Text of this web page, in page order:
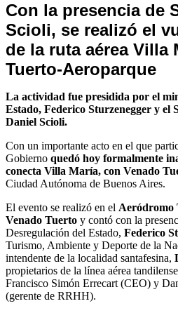
Nacionales
Con la presencia de
Scioli, se realizó el
de la ruta aérea Villa
Tuerto-Aeroparque
La actividad fue presidida por el
Estado, Federico Sturzenegger y el
Daniel Scioli.
Con un importante acto en el que
Gobierno quedó hoy formalmente
conecta Villa María, con Venado
Ciudad Autónoma de Buenos Aires.
El evento se realizó en el Aeródromo
Venado Tuerto y contó con la
Desregulación del Estado, Federico
Turismo, Ambiente y Deporte de la
intendente de la localidad santafesina,
propietarios de la línea aérea tandilense
Francisco Simón Errecart (CEO) y
(gerente de RRHH).